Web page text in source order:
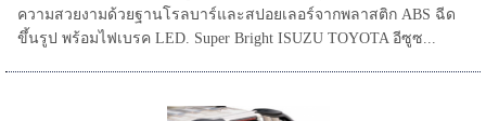
ความสวยงามด้วยฐานโรลบาร์และสปอยเลอร์จากพลาสติก ABS ฉีด
ขึ้นรูป พร้อมไฟเบรค LED. Super Bright ISUZU TOYOTA อีซูซ...